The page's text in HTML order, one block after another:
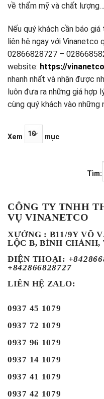
về thẩm mỹ và chất lượng…
Nếu quý khách cần báo
liên hệ ngay với Vinanetco
02866828727 –
website: https://
nhanh nhất và nhận được
luôn đưa ra những giá hợp
cùng quý khách vào những
Xem mục
Tìm:
CÔNG TY TNHH
VỤ VINANETCO
XƯỞNG : B11/9Y VÕ
LỘC B, BÌNH CHÁNH,
ĐIỆN THOẠI:
+842866828727
LIÊN HỆ ZALO:
0937 45 1079
0937 72 1079
0937 96 1079
0937 14 1079
0937 41 1079
0937 42 1079